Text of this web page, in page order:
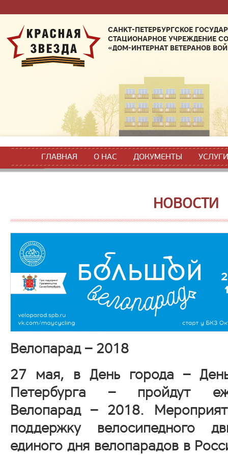
САНКТ-ПЕТЕРБУРГСКОЕ
СТАЦИОНАРНОЕ УЧРЕЖДЕНИЕ
«ДОМ-ИНТЕРНАТ ВЕТЕРАНОВ
ГЛАВНАЯ О НАС ДОКУМЕНТЫ УСЛУГИ
НОВОСТИ
Велопарад – 2018
27 мая, в День города –
Петербурга – пройдут
Велопарад – 2018.
поддержку велосипедного
единого дня велопарадов в